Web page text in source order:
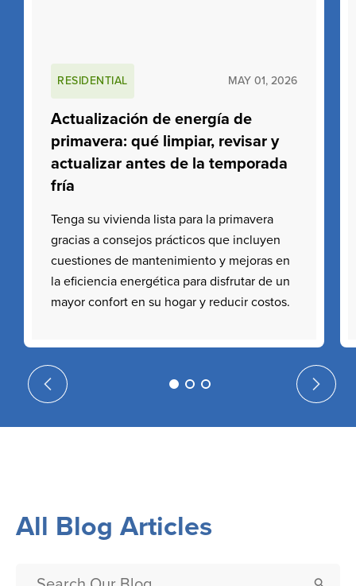
RESIDENTIAL MAY 01, 2026
Actualización de energía de
primavera: qué limpiar, revisar y
actualizar antes de la temporada
fría
Tenga su vivienda lista para la primavera
gracias a consejos prácticos que incluyen
cuestiones de mantenimiento y mejoras en
la eficiencia energética para disfrutar de un
mayor confort en su hogar y reducir costos.
All Blog Articles